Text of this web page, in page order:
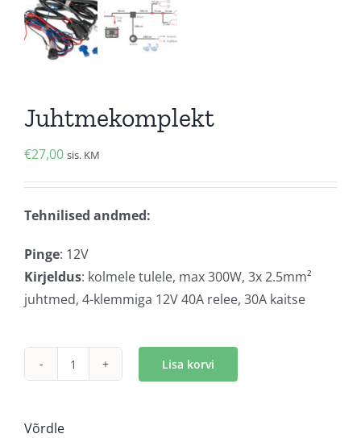
Juhtmekomplekt
€27,00 sis. KM
Tehnilised andmed:
Pinge: 12V
Kirjeldus: kolmele tulele, max 300W, 3x 2.5mm²
juhtmed, 4-klemmiga 12V 40A relee, 30A kaitse
Juhtmekomplekt
Lisa korvi
Võrdle